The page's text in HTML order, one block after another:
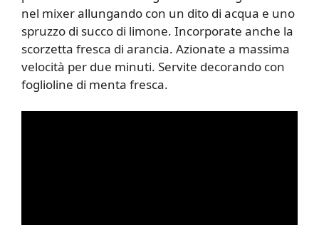
nel mixer allungando con un dito di acqua e uno
spruzzo di succo di limone. Incorporate anche la
scorzetta fresca di arancia. Azionate a massima
velocità per due minuti. Servite decorando con
foglioline di menta fresca.